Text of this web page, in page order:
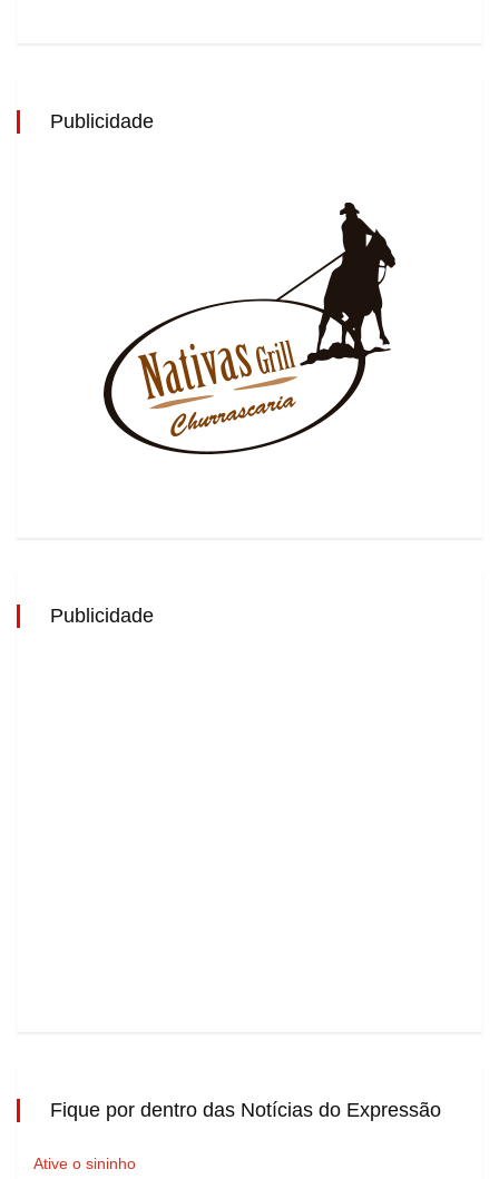
Publicidade
Publicidade
Fique por dentro das Notícias do Expressão
Ative o sininho